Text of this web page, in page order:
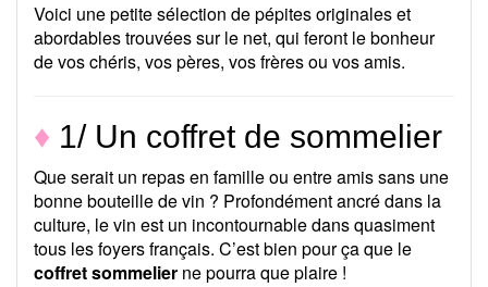
Voici une petite sélection de pépites originales et
abordables trouvées sur le net, qui feront le bonheur
de vos chéris, vos pères, vos frères ou vos amis.
♦ 1/ Un coffret de sommelier
Que serait un repas en famille ou entre amis sans une
bonne bouteille de vin ? Profondément ancré dans la
culture, le vin est un incontournable dans quasiment
tous les foyers français. C’est bien pour ça que le
coffret sommelier ne pourra que plaire !